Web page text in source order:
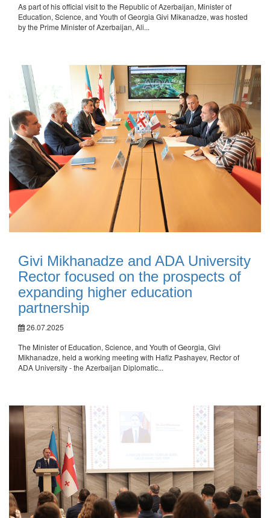
As part of his official visit to the Republic of Azerbaijan, Minister of
Education, Science, and Youth of Georgia Givi Mikanadze, was hosted
by the Prime Minister of Azerbaijan, Ali...
Givi Mikhanadze and ADA University
Rector focused on the prospects of
expanding higher education
partnership
26.07.2025
The Minister of Education, Science, and Youth of Georgia, Givi
Mikhanadze, held a working meeting with Hafiz Pashayev, Rector of
ADA University - the Azerbaijan Diplomatic...